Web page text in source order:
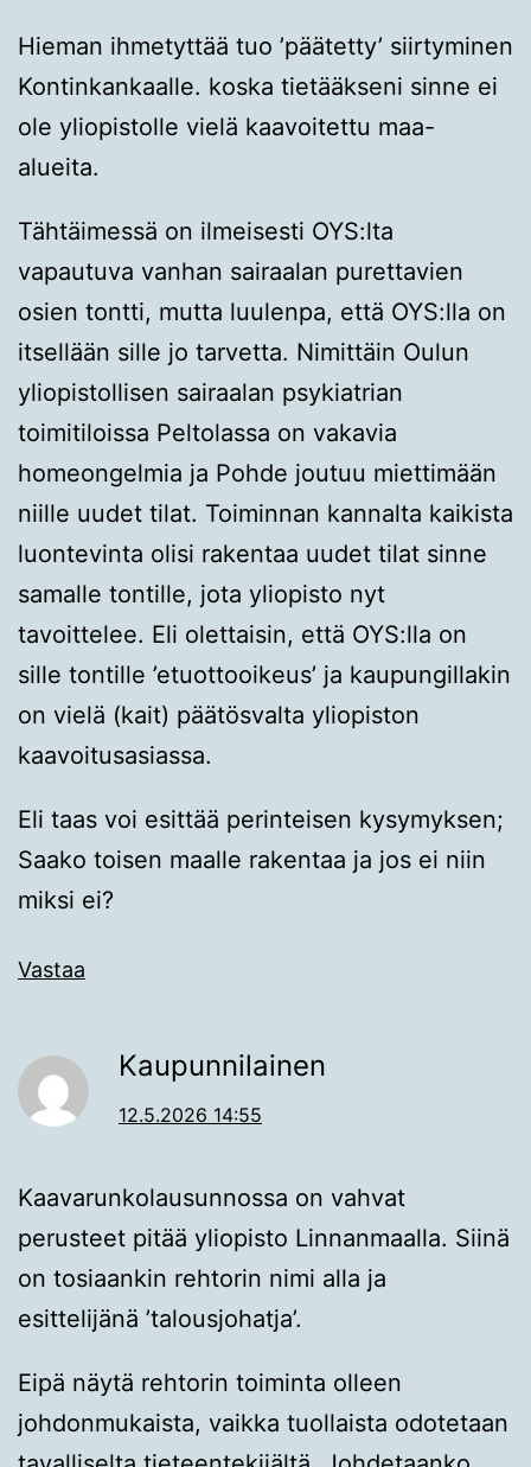
Hieman ihmetyttää tuo ’päätetty’ siirtyminen
Kontinkankaalle. koska tietääkseni sinne ei
ole yliopistolle vielä kaavoitettu maa-
alueita.
Tähtäimessä on ilmeisesti OYS:lta
vapautuva vanhan sairaalan purettavien
osien tontti, mutta luulenpa, että OYS:lla on
itsellään sille jo tarvetta. Nimittäin Oulun
yliopistollisen sairaalan psykiatrian
toimitiloissa Peltolassa on vakavia
homeongelmia ja Pohde joutuu miettimään
niille uudet tilat. Toiminnan kannalta kaikista
luontevinta olisi rakentaa uudet tilat sinne
samalle tontille, jota yliopisto nyt
tavoittelee. Eli olettaisin, että OYS:lla on
sille tontille ’etuottooikeus’ ja kaupungillakin
on vielä (kait) päätösvalta yliopiston
kaavoitusasiassa.
Eli taas voi esittää perinteisen kysymyksen;
Saako toisen maalle rakentaa ja jos ei niin
miksi ei?
Vastaa
Kaupunnilainen
12.5.2026 14:55
Kaavarunkolausunnossa on vahvat
perusteet pitää yliopisto Linnanmaalla. Siinä
on tosiaankin rehtorin nimi alla ja
esittelijänä ’talousjohatja’.
Eipä näytä rehtorin toiminta olleen
johdonmukaista, vaikka tuollaista odotetaan